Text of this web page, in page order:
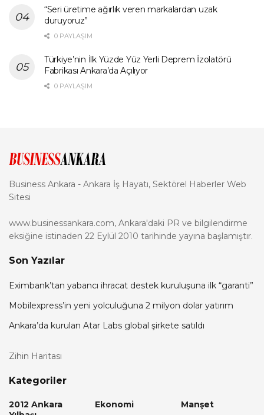
“Seri üretime ağırlık veren markalardan uzak
duruyoruz”
0 PAYLAŞIM
Türkiye’nin İlk Yüzde Yüz Yerli Deprem İzolatörü
Fabrikası Ankara’da Açılıyor
0 PAYLAŞIM
Business Ankara - Ankara İş Hayatı, Sektörel Haberler Web
Sitesi
www.businessankara.com, Ankara'daki PR ve bilgilendirme
eksiğine istinaden 22 Eylül 2010 tarihinde yayına başlamıştır.
Son Yazılar
Eximbank’tan yabancı ihracat destek kuruluşuna ilk “garanti”
Mobilexpress’in yeni yolculuğuna 2 milyon dolar yatırım
Ankara’da kurulan Atar Labs global şirkete satıldı
Zihin Haritası
Kategoriler
2012 Ankara
Ekonomi Manşet